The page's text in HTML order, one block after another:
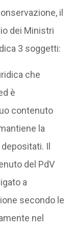
il
dei Ministri
3 soggetti:
che
è
contenuto
la
Il
del PdV
a
secondo le
nel